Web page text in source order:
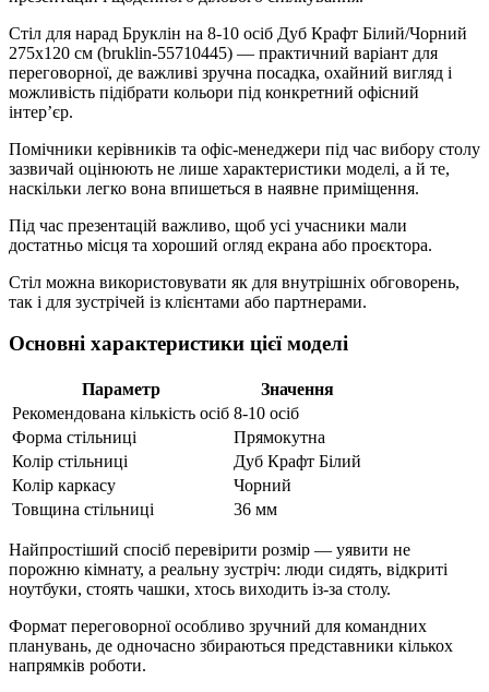
Стіл для нарад Бруклін на 8-10 осіб Дуб Крафт Білий/Чорний
275x120 см (bruklin-55710445) — практичний варіант для
переговорної, де важливі зручна посадка, охайний вигляд і
можливість підібрати кольори під конкретний офісний
інтер’єр.
Помічники керівників та офіс-менеджери під час вибору столу
зазвичай оцінюють не лише характеристики моделі, а й те,
наскільки легко вона впишеться в наявне приміщення.
Під час презентацій важливо, щоб усі учасники мали
достатньо місця та хороший огляд екрана або проєктора.
Стіл можна використовувати як для внутрішніх обговорень,
так і для зустрічей із клієнтами або партнерами.
Основні характеристики цієї моделі
Параметр
Значення
Рекомендована кількість осіб 8-10 осіб
Форма стільниці
Прямокутна
Колір стільниці
Дуб Крафт Білий
Колір каркасу
Чорний
Товщина стільниці
36 мм
Найпростіший спосіб перевірити розмір — уявити не
порожню кімнату, а реальну зустріч: люди сидять, відкриті
ноутбуки, стоять чашки, хтось виходить із-за столу.
Формат переговорної особливо зручний для командних
планувань, де одночасно збираються представники кількох
напрямків роботи.